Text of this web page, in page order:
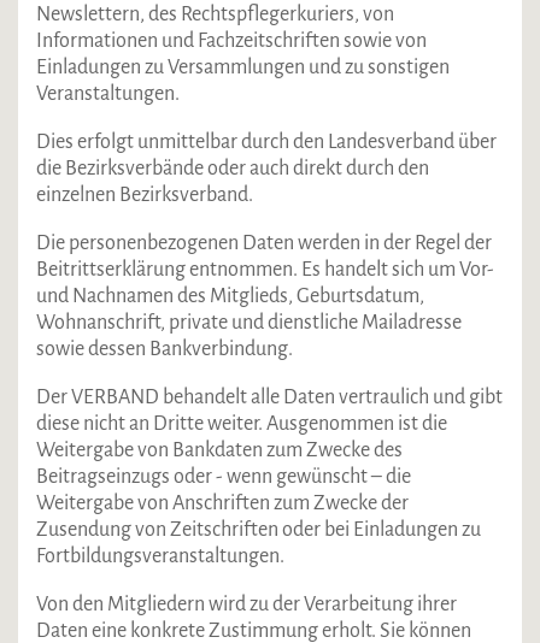
Newslettern, des Rechtspflegerkuriers, von
Informationen und Fachzeitschriften sowie von
Einladungen zu Versammlungen und zu sonstigen
Veranstaltungen.
Dies erfolgt unmittelbar durch den Landesverband über
die Bezirksverbände oder auch direkt durch den
einzelnen Bezirksverband.
Die personenbezogenen Daten werden in der Regel der
Beitrittserklärung entnommen. Es handelt sich um Vor-
und Nachnamen des Mitglieds, Geburtsdatum,
Wohnanschrift, private und dienstliche Mailadresse
sowie dessen Bankverbindung.
Der VERBAND behandelt alle Daten vertraulich und gibt
diese nicht an Dritte weiter. Ausgenommen ist die
Weitergabe von Bankdaten zum Zwecke des
Beitragseinzugs oder - wenn gewünscht – die
Weitergabe von Anschriften zum Zwecke der
Zusendung von Zeitschriften oder bei Einladungen zu
Fortbildungsveranstaltungen.
Von den Mitgliedern wird zu der Verarbeitung ihrer
Daten eine konkrete Zustimmung erholt. Sie können